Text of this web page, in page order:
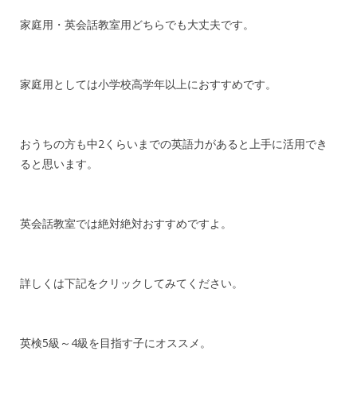
家庭用・英会話教室用どちらでも大丈夫です。
家庭用としては小学校高学年以上におすすめです。
おうちの方も中2くらいまでの英語力があると上手に活用でき
ると思います。
英会話教室では絶対絶対おすすめですよ。
詳しくは下記をクリックしてみてください。
英検5級～4級を目指す子にオススメ。